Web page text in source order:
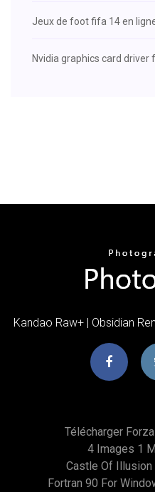
Jeux de foot fifa 14 en
Nvidia graphics card driver
Kandao Raw+ | Obsidian
Télécharger
4 Images 1
Castle Of Illusion
Fortran 90 For